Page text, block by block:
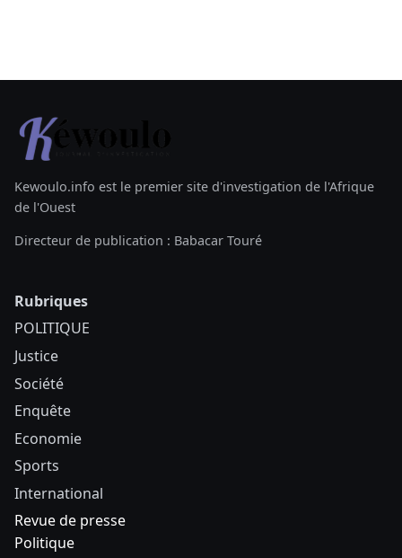
Kewoulo.info est le premier site d'investigation de l'Afrique
de l'Ouest
Directeur de publication : Babacar Touré
Rubriques
POLITIQUE
Justice
Société
Enquête
Economie
Sports
International
Revue de presse
Politique